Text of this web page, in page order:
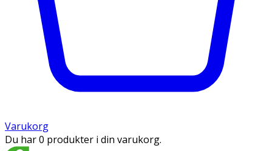
Varukorg
Du har 0 produkter i din varukorg.